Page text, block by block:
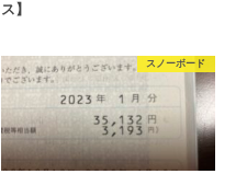
ス】
スノーボード